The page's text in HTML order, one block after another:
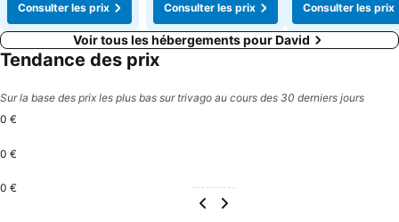
Consulter les prix
Consulter les prix
Consulter les prix
Voir tous les hébergements pour David
Tendance des prix
Sur la base des prix les plus bas sur trivago au cours des 30 derniers jours
0 €
0 €
0 €